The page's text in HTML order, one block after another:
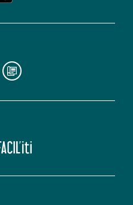
lien vers le blog la redoute